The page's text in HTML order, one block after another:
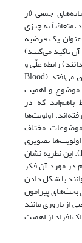
جمعی (از
به چیزی
یک فرضیه
تاکید می‌کنند)
رابطه علّی و
مثبت وجود دارد. برجسته‌سازی در طول زمان اتفاق می‌افتد (Blood,
موضوع و اهمیت
که در
اولویت‌ها
موضوعات مختلف
تصویری
کلی از این بی‌ثباتی را فراهم می‌آورند (Kingdon, 2013). این نظریه نشان
در مورد آن فکر
با شکل دادن
بحث‌های پیرامون
از باروری مانند
افراد از اهمیت